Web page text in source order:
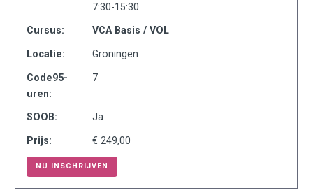
7:30-15:30
Cursus: VCA Basis / VOL
Locatie: Groningen
Code95-
uren:
7
SOOB: Ja
Prijs: € 249,00
NU INSCHRIJVEN